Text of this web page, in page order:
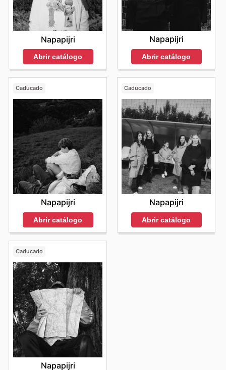
Napapijri
Abrir catálogo
Napapijri
Abrir catálogo
Caducado
Napapijri
Abrir catálogo
Caducado
Napapijri
Abrir catálogo
Caducado
Napapijri